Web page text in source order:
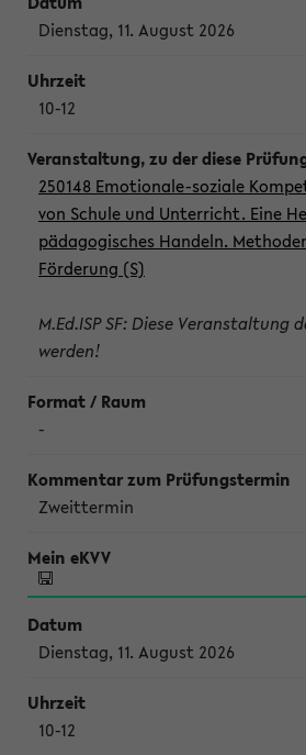
Dienstag, 11. August 2026
10-12
250148 Emotionale-soziale
von Schule und Unterricht. Eine
pädagogisches Handeln.
Förderung (S)
M.Ed.ISP SF: Diese
werden!
-
Zweittermin
Dienstag, 11. August 2026
10-12